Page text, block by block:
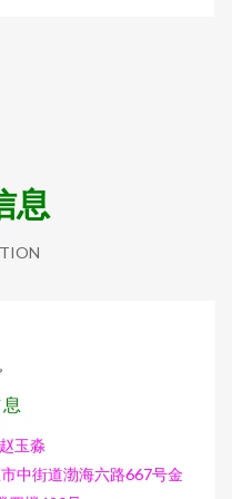
息
赵玉淼
中街道渤海六路667号金